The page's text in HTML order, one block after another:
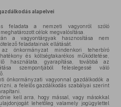
alapelvei
feladata a nemzeti vagyonról szóló
célok megvalósítása.
a vagyontárgyak hasznosítása nem
feladatainak ellátását.
önkormányzat mindenkori teherbíró
és költségtakarékos működtetése,
használata, gyarapítása, továbbá az
szempontjából feleslegessé váló
önkormányzati vagyonnal gazdálkodók a
a felelős gazdálkodás szabályai szerint
kell arra, hogy mással, vagy másokkal
lehetőleg valamely jogügylettel